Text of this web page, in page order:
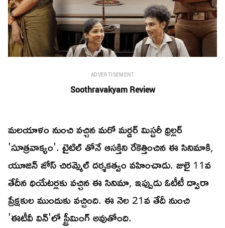
ADVERTISEMENT
Soothravakyam Review
మలయాళం నుంచి వచ్చిన మరో మర్డర్ మిస్టరీ థ్రిల్లర్
'సూత్రవాక్యం'. టైటిల్ తోనే ఆసక్తిని రేకెత్తించిన ఈ సినిమాకి,
యూజిన్ జోస్ చిరమ్మెల్ దర్శకత్వం వహించాడు. జులై 11వ
తేదీన థియేటర్లకు వచ్చిన ఈ సినిమా, ఇప్పుడు ఓటీటీ ద్వారా
ప్రేక్షకుల ముందుకు వచ్చింది. ఈ నెల 21వ తేదీ నుంచి
'ఈటీవీ విన్'లో స్ట్రీమింగ్ అవుతోంది.